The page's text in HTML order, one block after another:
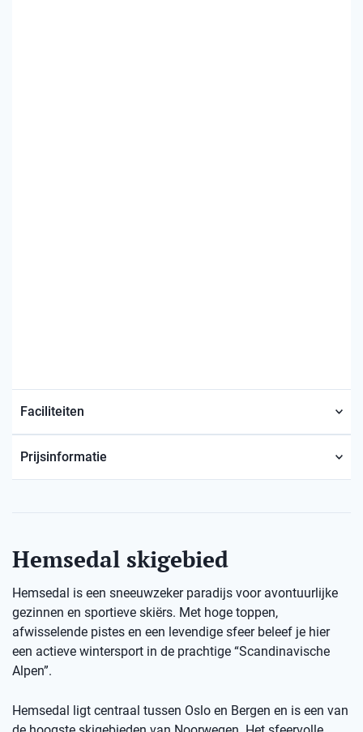
Faciliteiten
Prijsinformatie
Hemsedal skigebied
Hemsedal is een sneeuwzeker paradijs voor avontuurlijke
gezinnen en sportieve skiërs. Met hoge toppen,
afwisselende pistes en een levendige sfeer beleef je hier
een actieve wintersport in de prachtige “Scandinavische
Alpen”.
Hemsedal ligt centraal tussen Oslo en Bergen en is een van